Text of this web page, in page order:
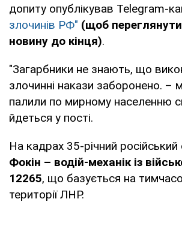
допиту опублікував Telegram-
злочинів РФ" (щоб
новину до кінця).
"Загарбники не знають, що
злочинні накази заборонено. –
палили по мирному населенню
йдеться у пості.
На кадрах 35-річний російський
Фокін – водій-механік із
12265, що базується на
території ЛНР.